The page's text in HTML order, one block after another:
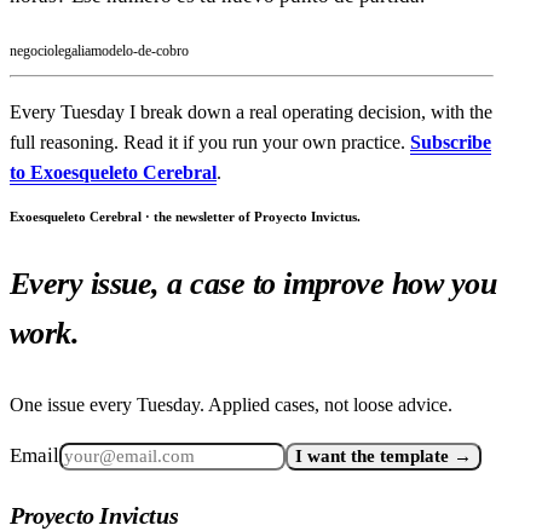
negociolegaliamodelo-de-cobro
Every Tuesday I break down a real operating decision, with the
full reasoning. Read it if you run your own practice. Subscribe
to Exoesqueleto Cerebral.
Exoesqueleto Cerebral · the newsletter of Proyecto Invictus.
Every issue, a case to improve how you
work.
One issue every Tuesday. Applied cases, not loose advice.
Email I want the template →
Proyecto Invictus